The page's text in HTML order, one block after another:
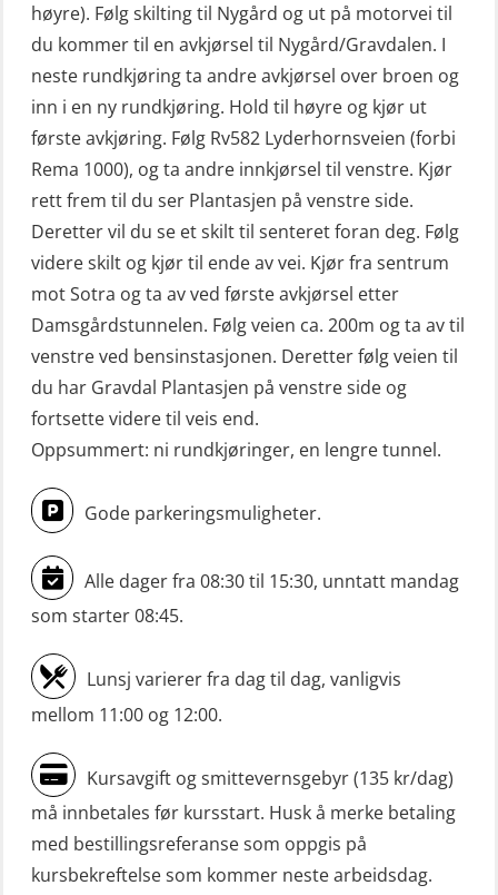
Livbåtfører konvertering til FF48 inkl.
repetisjon (OSE106)
Livbåtfører sliskelivbåt repetisjon
(OSE1301)
Livbåtfører sliskestuplivbåt –
grunnleggende (OSE129)
Mann-Over-Bord (hurtiggående) liten
båt m/mørkekjøring – grunnleggende
(OSE114)
Mann-Over-Bord (hurtiggående) liten
båt m/mørkekjøring – repetisjon
(OSE151)
Mann-Over-Bord (hurtiggående) liten
båt u/mørkekjøring – grunnleggende
(OSE1142)
Mann-Over-Bord liten båt (MOB)
u/mørkekjøring – repetisjon (OSE152)
Mørkekjøring-modul for Mann-Over-
Bord (hurtiggående) liten båt
(OSE1001)
ROC sertifikat grunnleggende
(GMDSS) (ORC102)
ROC sertifikat repetisjon (GMDSS)
(ORC103)
høyre). Følg skilting til Nygård og ut på motorvei til
du kommer til en avkjørsel til Nygård/Gravdalen. I
neste rundkjøring ta andre avkjørsel over broen og
inn i en ny rundkjøring. Hold til høyre og kjør ut
første avkjøring. Følg Rv582 Lyderhornsveien (forbi
Rema 1000), og ta andre innkjørsel til venstre. Kjør
rett frem til du ser Plantasjen på venstre side.
Deretter vil du se et skilt til senteret foran deg. Følg
videre skilt og kjør til ende av vei. Kjør fra sentrum
mot Sotra og ta av ved første avkjørsel etter
Damsgårdstunnelen. Følg veien ca. 200m og ta av til
venstre ved bensinstasjonen. Deretter følg veien til
du har Gravdal Plantasjen på venstre side og
fortsette videre til veis end.
Oppsummert: ni rundkjøringer, en lengre tunnel.
Gode parkeringsmuligheter.
Alle dager fra 08:30 til 15:30, unntatt mandag
som starter 08:45.
Lunsj varierer fra dag til dag, vanligvis
mellom 11:00 og 12:00.
Kursavgift og smittevernsgebyr (135 kr/dag)
må innbetales før kursstart. Husk å merke betaling
med bestillingsreferanse som oppgis på
kursbekreftelse som kommer neste arbeidsdag.